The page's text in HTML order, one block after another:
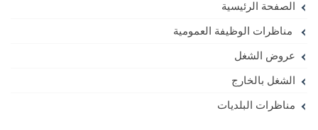
الصفحة الرئيسية
مناظرات الوظيفة العمومية
عروض الشغل
الشغل بالخارج
مناظرات البلديات